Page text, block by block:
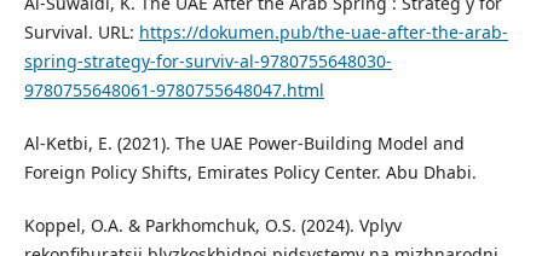
Survival. URL: https://dokumen.pub/the-uae-after-the-arab-
spring-strategy-for-surviv-al-9780755648030-
9780755648061-9780755648047.html
Al-Ketbi, E. (2021). The UAE Power-Building Model and
Foreign Policy Shifts, Emirates Policy Center. Abu Dhabi.
Koppel, O.A. & Parkhomchuk, O.S. (2024). Vplyv